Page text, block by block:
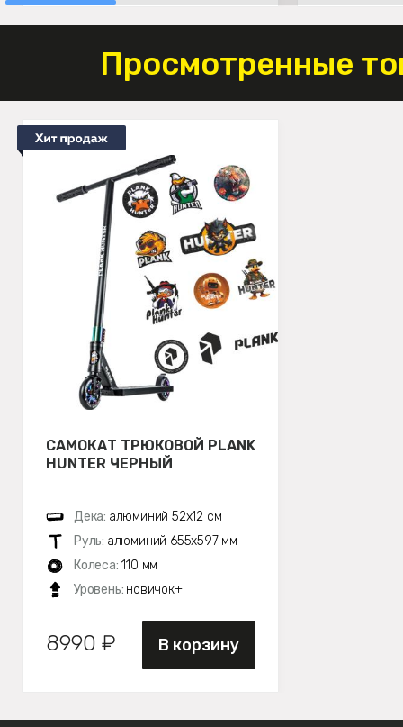
Просмотренные
САМОКАТ ТРЮКОВОЙ PLANK
HUNTER ЧЕРНЫЙ
Дека: алюминий 52х12 см
Руль: алюминий 655х597 мм
Колеса: 110 мм
Уровень: новичок+
8990 ₽ В корзину